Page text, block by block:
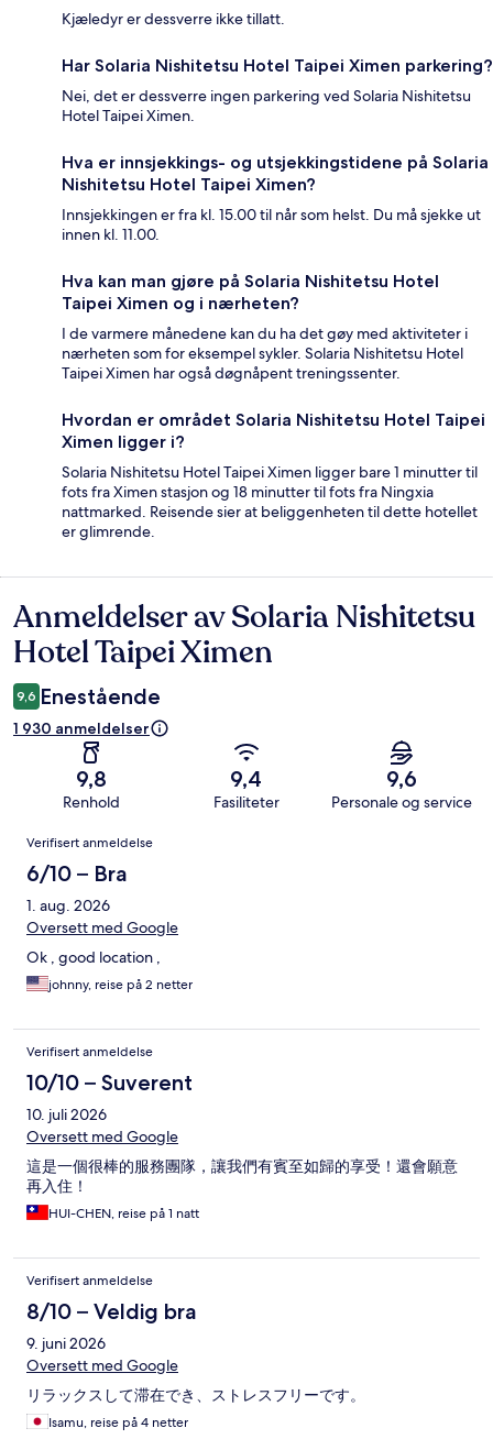
Kjæledyr er dessverre ikke tillatt.
Har Solaria Nishitetsu Hotel Taipei Ximen parkering?
Nei, det er dessverre ingen parkering ved Solaria Nishitetsu
Hotel Taipei Ximen.
Hva er innsjekkings- og utsjekkingstidene på Solaria
Nishitetsu Hotel Taipei Ximen?
Innsjekkingen er fra kl. 15.00 til når som helst. Du må sjekke ut
innen kl. 11.00.
Hva kan man gjøre på Solaria Nishitetsu Hotel
Taipei Ximen og i nærheten?
I de varmere månedene kan du ha det gøy med aktiviteter i
nærheten som for eksempel sykler. Solaria Nishitetsu Hotel
Taipei Ximen har også døgnåpent treningssenter.
Hvordan er området Solaria Nishitetsu Hotel Taipei
Ximen ligger i?
Solaria Nishitetsu Hotel Taipei Ximen ligger bare 1 minutter til
fots fra Ximen stasjon og 18 minutter til fots fra Ningxia
nattmarked. Reisende sier at beliggenheten til dette hotellet
er glimrende.
Anmeldelser
Anmeldelser av Solaria Nishitetsu
Hotel Taipei Ximen
9,6 Enestående
1 930 anmeldelser
9,8
Renhold
9,4
Fasiliteter
9,6
Personale og service
Anmeldelser
Verifisert anmeldelse
6/10 – Bra
1. aug. 2026
Oversett med Google
Ok , good location ,
johnny, reise på 2 netter
Verifisert anmeldelse
10/10 – Suverent
10. juli 2026
Oversett med Google
這是一個很棒的服務團隊，讓我們有賓至如歸的享受！還會願意
再入住！
HUI-CHEN, reise på 1 natt
Verifisert anmeldelse
8/10 – Veldig bra
9. juni 2026
Oversett med Google
リラックスして滞在でき、ストレスフリーです。
Isamu, reise på 4 netter